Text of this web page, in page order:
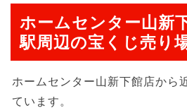
ホームセンター山新
駅周辺の宝くじ売り
ホームセンター山新下館店から
ています。